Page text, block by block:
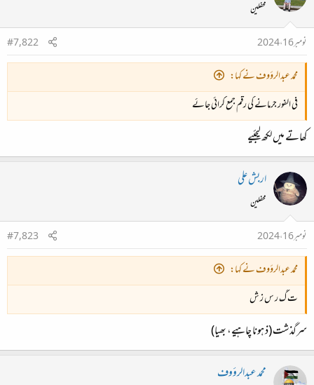
محفلین
نومبر 16، 2024
#7,822
محمد عبدالرؤوف نے کہا:
فی الفور جرمانے کی رقم جمع کرائی جائے
کھاتے میں لکھ لیجئیے
اربش علی
محفلین
نومبر 16، 2024
#7,823
محمد عبدالرؤوف نے کہا:
ت گ ر س ز ش
سرگذشت (ذ ہونا چاہیے، بھیا)
محمد عبدالرؤوف